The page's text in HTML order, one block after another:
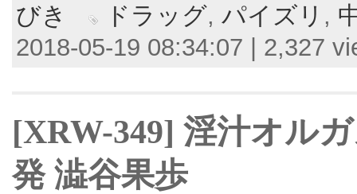
びき
ドラッグ, パイズリ ,
2018-05-19 08:34:07 | 2,327
[XRW-349] 淫汁オル
発 澁谷果歩